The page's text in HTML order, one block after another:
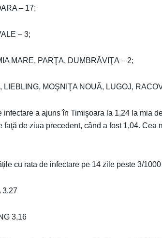
– 17;
– 3;
MARE, PARŢA, DUMBRĂVIŢA – 2;
LIEBLING, MOŞNIŢA NOUĂ, LUGOJ,
infectare a ajuns în Timişoara la 1,24 la mia
faţă de ziua precedent, când a fost 1,04.
cu rata de infectare pe 14 zile peste 3/
3,27
3,16